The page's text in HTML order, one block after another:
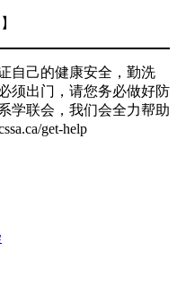
自己的健康安全，勤洗
须出门，请您务必做好防
学联会，我们会全力帮助
get-help